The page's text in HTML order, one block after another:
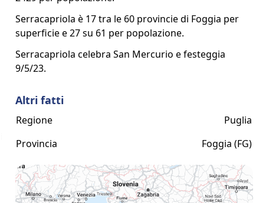
Serracapriola è 17 tra le 60 provincie di Foggia per
superficie e 27 su 61 per popolazione.
Serracapriola celebra San Mercurio e festeggia
9/5/23.
Altri fatti
Regione
Puglia
Provincia
Foggia (FG)